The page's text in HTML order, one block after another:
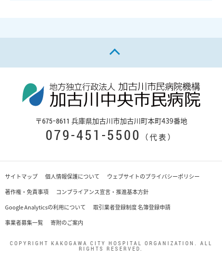
〒675−8611 兵庫県加古川市加古川町本町439番地
079-451-5500 （代表）
サイトマップ 個人情報保護について
ウェブサイトのプライバシーポリシー
著作権・免責事項
コンプライアンス宣言・推進基本方針
Google Analyticsの利用について
取引業者登録制度 名簿登録申請
事業者募集一覧
寄附のご案内
COPYRIGHT KAKOGAWA CITY HOSPITAL ORGANIZATION. ALL
RIGHTS RESERVED.